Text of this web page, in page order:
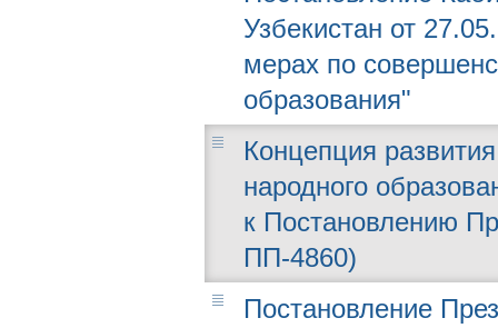
Узбекистан от
мерах по
образования"
Концепция
народного
к Постановлению
ПП-4860)
Постановление